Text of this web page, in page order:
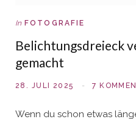
In FOTOGRAFIE
Belichtungsdreieck
gemacht
28. JULI 2025 7
Wenn du schon etwas